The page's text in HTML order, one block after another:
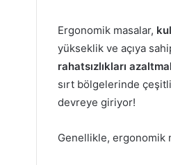
Ergonomik masalar,
yükseklik ve açıya
rahatsızlıkları
sırt bölgelerinde
devreye giriyor!
Genellikle, ergonomik